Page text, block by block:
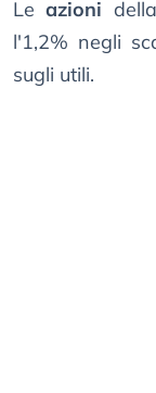
Leazioni
l′1,2% negli
sugli utili.